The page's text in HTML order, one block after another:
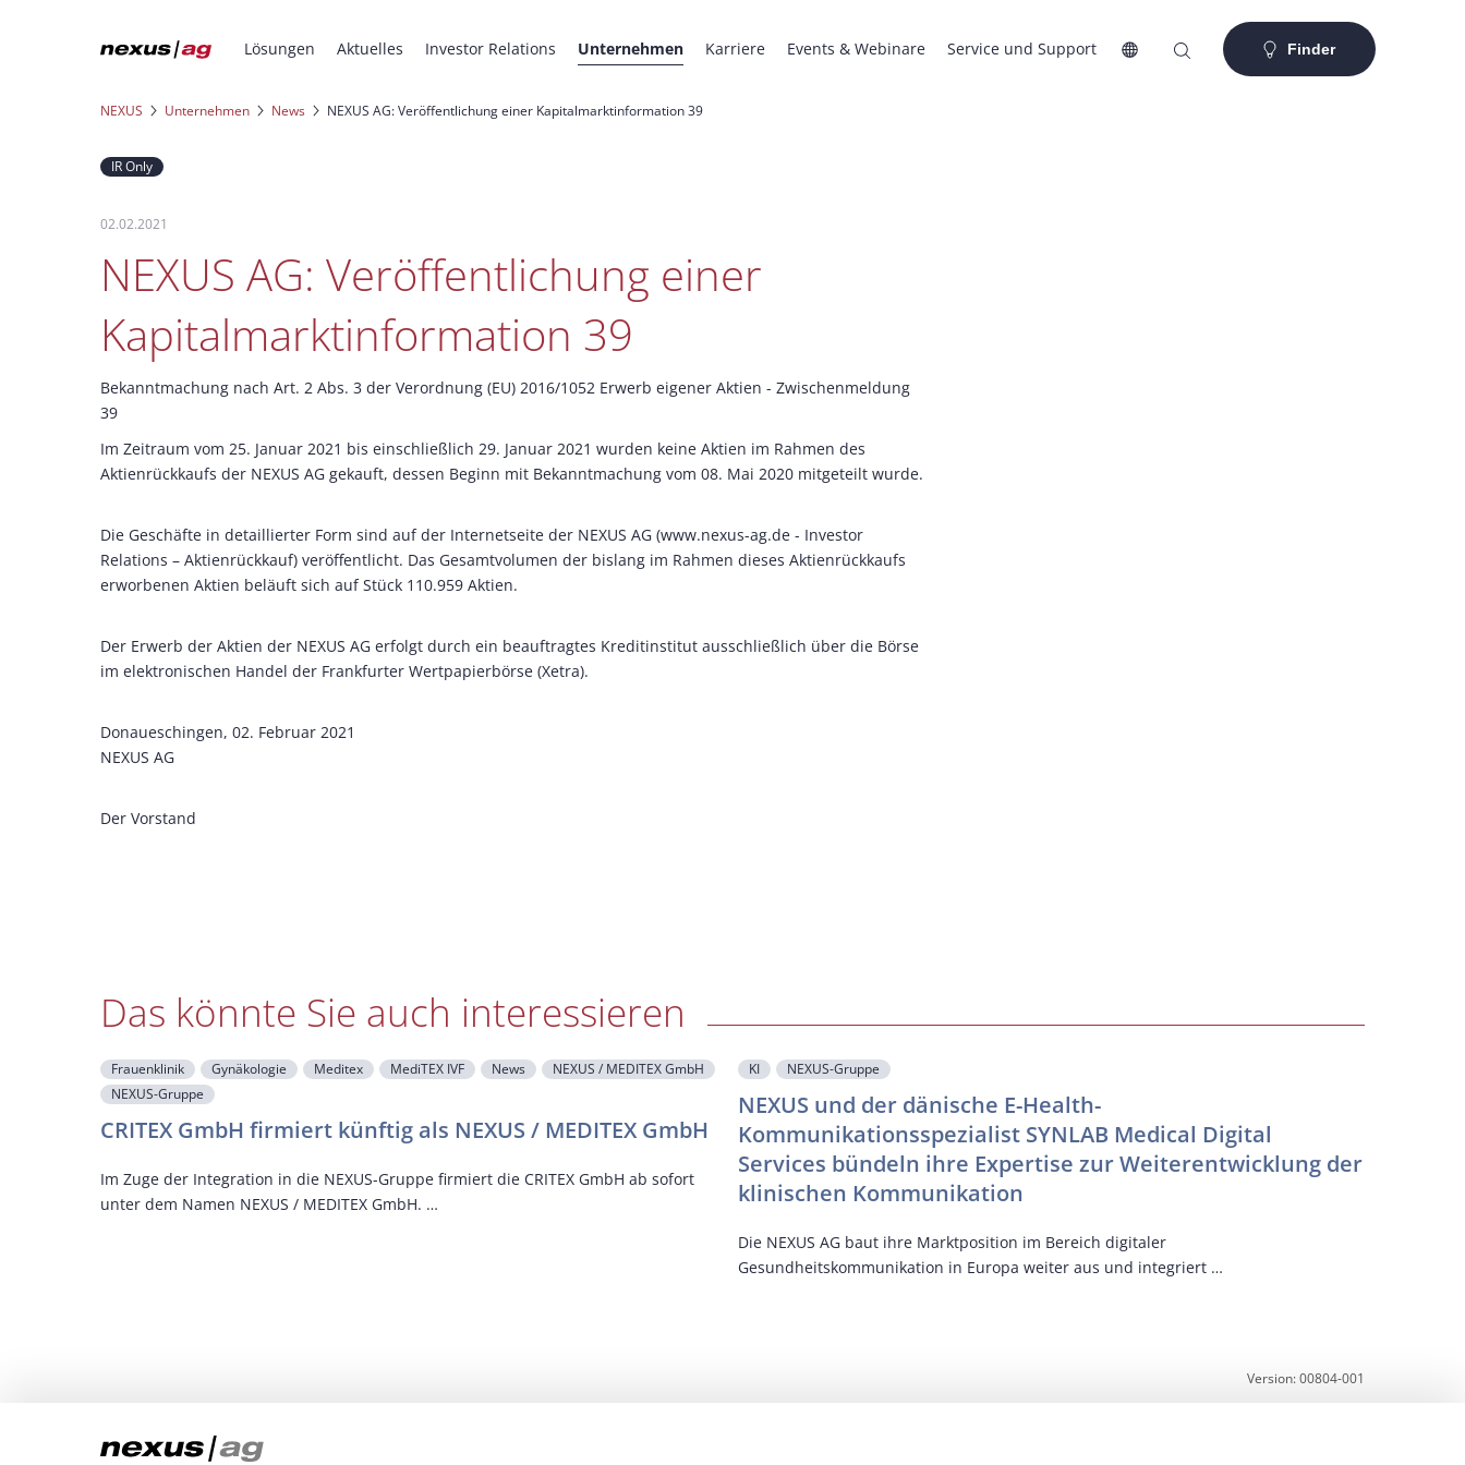
Lösungen Aktuelles Investor Relations Unternehmen Karriere Events & Webinare Service und Support Finder
NEXUS Unternehmen News NEXUS AG: Veröffentlichung einer Kapitalmarktinformation 39
IR Only
02.02.2021
NEXUS AG: Veröffentlichung einer
Kapitalmarktinformation 39
Bekanntmachung nach Art. 2 Abs. 3 der Verordnung (EU) 2016/1052 Erwerb eigener Aktien - Zwischenmeldung
39
Im Zeitraum vom 25. Januar 2021 bis einschließlich 29. Januar 2021 wurden keine Aktien im Rahmen des
Aktienrückkaufs der NEXUS AG gekauft, dessen Beginn mit Bekanntmachung vom 08. Mai 2020 mitgeteilt wurde.
Die Geschäfte in detaillierter Form sind auf der Internetseite der NEXUS AG (www.nexus-ag.de - Investor
Relations – Aktienrückkauf) veröffentlicht. Das Gesamtvolumen der bislang im Rahmen dieses Aktienrückkaufs
erworbenen Aktien beläuft sich auf Stück 110.959 Aktien.
Der Erwerb der Aktien der NEXUS AG erfolgt durch ein beauftragtes Kreditinstitut ausschließlich über die Börse
im elektronischen Handel der Frankfurter Wertpapierbörse (Xetra).
Donaueschingen, 02. Februar 2021
NEXUS AG
Der Vorstand
Das könnte Sie auch interessieren
Frauenklinik Gynäkologie Meditex MediTEX IVF News
NEXUS / MEDITEX GmbH
NEXUS-Gruppe
CRITEX GmbH firmiert künftig als NEXUS / MEDITEX GmbH
Im Zuge der Integration in die NEXUS-Gruppe firmiert die CRITEX GmbH ab sofort
unter dem Namen NEXUS / MEDITEX GmbH. …
KI NEXUS-Gruppe
NEXUS und der dänische E-Health-
Kommunikationsspezialist SYNLAB Medical Digital
Services bündeln ihre Expertise zur Weiterentwicklung der
klinischen Kommunikation
Die NEXUS AG baut ihre Marktposition im Bereich digitaler
Gesundheitskommunikation in Europa weiter aus und integriert …
Version: 00804-001